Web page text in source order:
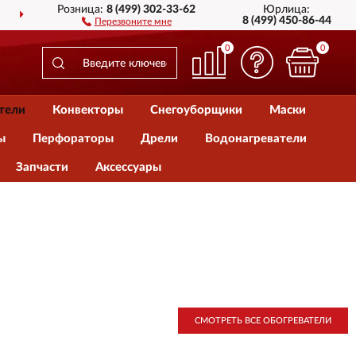
ПОЛНЫЙ
Розница:8 (499) 302-33-62
Перезвоните мне
Юрлица:
8 (499) 450-86-44
0 0
Конвекторы Снегоуборщики Маски
Перфораторы Дрели Водонагреватели
Запчасти Аксессуары
СМОТРЕТЬ ВСЕ ОБОГРЕВАТЕЛИ